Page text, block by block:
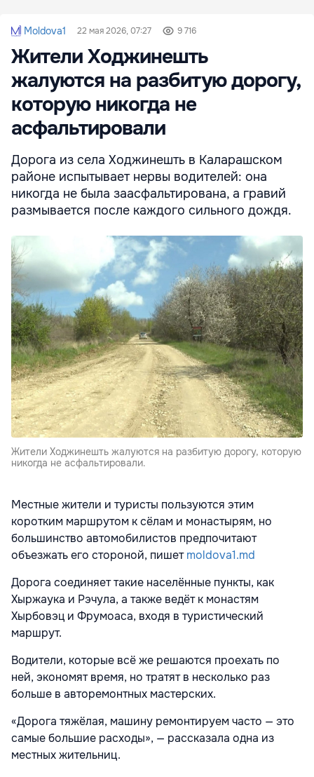
Moldova1 22 мая 2026, 07:27 9 716
Жители Ходжинешть
жалуются на разбитую дорогу,
которую никогда не
асфальтировали
Дорога из села Ходжинешть в Каларашском
районе испытывает нервы водителей: она
никогда не была заасфальтирована, а гравий
размывается после каждого сильного дождя.
Жители Ходжинешть жалуются на разбитую дорогу, которую
никогда не асфальтировали.
Местные жители и туристы пользуются этим
коротким маршрутом к сёлам и монастырям, но
большинство автомобилистов предпочитают
объезжать его стороной, пишетmoldova1.md
Дорога соединяет такие населённые пункты, как
Хыржаука и Рэчула, а также ведёт к монастям
Хырбовэц и Фрумоаса, входя в туристический
маршрут.
Водители, которые всё же решаются проехать по
ней, экономят время, но тратят в несколько раз
больше в авторемонтных мастерских.
«Дорога тяжёлая, машину ремонтируем часто — это
самые большие расходы», — рассказала одна из
местных жительниц.